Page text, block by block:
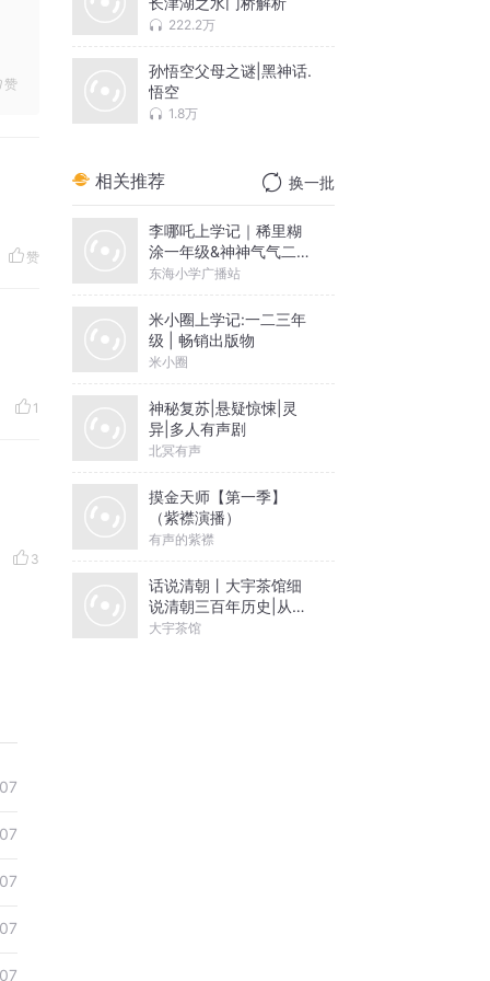
赞
赞
1
3
222.2万
孙悟空父母之谜|黑神话.
悟空
1.8万
相关推荐 换一批
李哪吒上学记｜稀里糊
涂一年级&神神气气二年
级
东海小学广播站
米小圈上学记:一二三年
级 | 畅销出版物
米小圈
神秘复苏|悬疑惊悚|灵
异|多人有声剧
北冥有声
摸金天师【第一季】
（紫襟演播）
有声的紫襟
话说清朝丨大宇茶馆细
说清朝三百年历史|从努
尔哈赤到末代皇帝溥仪|
大宇茶馆